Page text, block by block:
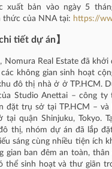
xuất bản vào ngày 5
thức của NNA tại: https://
tiết dự án】
Nomura Real Estate đã
không gian sinh hoạt
đô thị nhà ở ở TP.HCM.
Studio Anettai – công ty
đặt trụ sở tại TP.HCM – và
quận Shinjuku, Tokyo.
thị, nhóm dự án đã lắp
sáng cùng nhiều tiện ích
gian ban đêm an toàn,
thể sinh hoạt và thư giãn